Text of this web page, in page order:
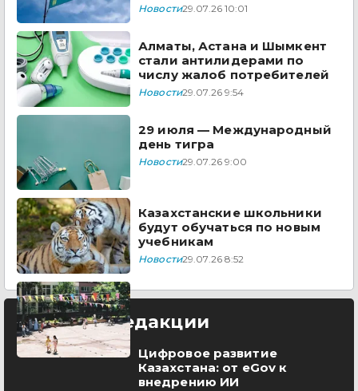
Новости29.07.26 10:01
Алматы, Астана и Шымкент
стали антилидерами по
числу жалоб потребителей
Новости29.07.26 9:54
29 июля — Международный
день тигра
Новости29.07.26 9:00
Казахстанские школьники
будут обучаться по новым
учебникам
Новости29.07.26 8:52
Выбор редакции
Цифровое развитие
Казахстана: от eGov к
внедрению ИИ